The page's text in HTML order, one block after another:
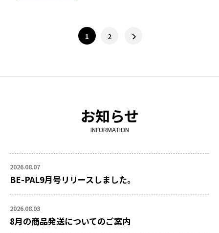
1 2
お知らせ
INFORMATION
2026.08.07
BE-PAL9月号リリースしました。
2026.08.03
8月の商品発送についてのご案内